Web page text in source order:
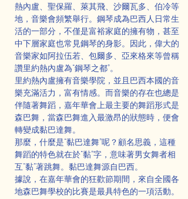
熱內盧、聖保羅、萊其飛、沙爾瓦多、伯冷等
地，音樂會頻繁舉行。鋼琴成為巴西人日常生
活的一部分，不僅是富裕家庭的擁有物，甚至
中下層家庭也常見鋼琴的身影。因此，偉大的
音樂家如阿拉伍若、包爾多、亞來格來等曾稱
讚里約熱內盧為“鋼琴之都”。
里約熱內盧擁有音樂學院，並且巴西本國的音
樂充滿活力，富有情感。而音樂的存在也總是
伴隨著舞蹈，嘉年華會上最主要的舞蹈形式是
森巴舞，當森巴舞進入最激昂的狀態時，便會
轉變成黏巴達舞。
那麼，什麼是“黏巴達舞”呢？顧名思義，這種
舞蹈的特色就在於“黏”字，意味著男女舞者相
互“黏”著跳舞。黏巴達舞源自巴西。
據說，在嘉年華會的狂歡節期間，來自全國各
地森巴舞學校的比賽是最具特色的一項活動。